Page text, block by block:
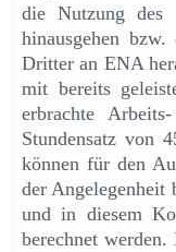
die Nutzung des
hinausgehen
Dritter an ENA
mit bereits
erbrachte
Stundensatz von
können für den
der
und in diesem
berechnet